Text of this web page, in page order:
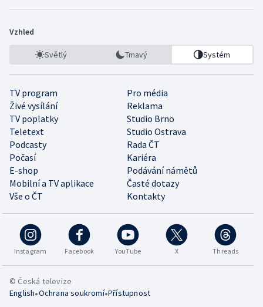
Vzhled
Světlý Tmavý Systém
TV program
Pro média
Živé vysílání
Reklama
TV poplatky
Studio Brno
Teletext
Studio Ostrava
Podcasty
Rada ČT
Počasí
Kariéra
E-shop
Podávání námětů
Mobilní a TV aplikace
Časté dotazy
Vše o ČT
Kontakty
Instagram Facebook YouTube X Threads
© Česká televize
English•Ochrana soukromí•Přístupnost